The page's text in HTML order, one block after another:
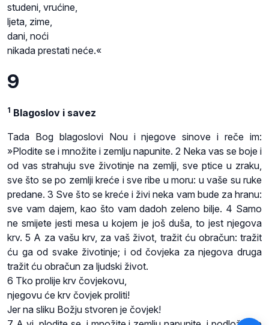
studeni, vrućine,
ljeta, zime,
dani, noći
nikada prestati neće.«
9
1 Blagoslov i savez
Tada Bog blagoslovi Nou i njegove sinove i reče im:
»Plodite se i množite i zemlju napunite. 2 Neka vas se boje i
od vas strahuju sve životinje na zemlji, sve ptice u zraku,
sve što se po zemlji kreće i sve ribe u moru: u vaše su ruke
predane. 3 Sve što se kreće i živi neka vam bude za hranu:
sve vam dajem, kao što vam dadoh zeleno bilje. 4 Samo
ne smijete jesti mesa u kojem je još duša, to jest njegova
krv. 5 A za vašu krv, za vaš život, tražit ću obračun: tražit
ću ga od svake životinje; i od čovjeka za njegova druga
tražit ću obračun za ljudski život.
6 Tko prolije krv čovjekovu,
njegovu će krv čovjek proliti!
Jer na sliku Božju stvoren je čovjek!